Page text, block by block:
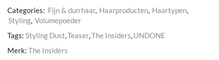
Categories: Fijn & dun haar, Haarproducten Haartypen
Styling Volumepoeder
Tags: Styling Dust Teaser The Insiders UNDONE
Merk: The Insiders